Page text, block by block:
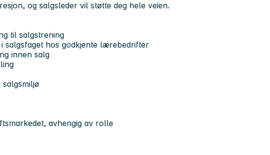
og salgsleder vil støtte deg hele veien.
til salgstrening
hos godkjente lærebedrifter
innen salg
avhengig av rolle